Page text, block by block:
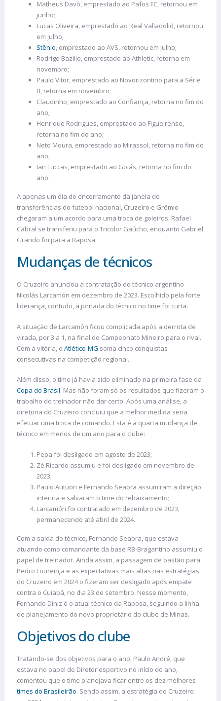
Matheus Davó, emprestado ao Pafos FC, retornou em
junho;
Lucas Oliveira, emprestado ao Real Valladolid, retornou
em julho;
Stênio, emprestado ao AVS, retornou em julho;
Rodrigo Bazilio, emprestado ao Athletic, retorna em
novembro;
Paulo Vitor, emprestado ao Novorizontino para a Série
B, retorna em novembro;
Claudinho, emprestado ao Confiança, retorna no fim do
ano;
Henrique Rodrigues, emprestado ao Figueirense,
retorna no fim do ano;
Neto Moura, emprestado ao Mirassol, retorna no fim do
ano;
Ian Luccas, emprestado ao Goiás, retorna no fim do
ano.
A apenas um dia do encerramento da janela de
transferências do futebol nacional, Cruzeiro e Grêmio
chegaram a um acordo para uma troca de goleiros. Rafael
Cabral se transferiu para o Tricolor Gaúcho, enquanto Gabriel
Grando foi para a Raposa.
Mudanças de técnicos
O Cruzeiro anunciou a contratação do técnico argentino
Nicolás Larcamón em dezembro de 2023. Escolhido pela forte
liderança, contudo, a jornada do técnico no time foi curta.
A situação de Larcamón ficou complicada após a derrota de
virada, por 3 a 1, na final do Campeonato Mineiro para o rival.
Com a vitória, o Atlético-MG soma cinco conquistas
consecutivas na competição regional.
Além disso, o time já havia sido eliminado na primeira fase da
Copa do Brasil. Mas não foram só os resultados que fizeram o
trabalho do treinador não dar certo. Após uma análise, a
diretoria do Cruzeiro concluiu que a melhor medida seria
efetuar uma troca de comando. Esta é a quarta mudança de
técnico em menos de um ano para o clube:
Pepa foi desligado em agosto de 2023;
Zé Ricardo assumiu e foi desligado em novembro de
2023;
Paulo Autuori e Fernando Seabra assumiram a direção
interina e salvaram o time do rebaixamento;
Larcamón foi contratado em dezembro de 2023,
permanecendo até abril de 2024.
Com a saída do técnico, Fernando Seabra, que estava
atuando como comandante da base RB-Bragantino assumiu o
papel de treinador. Ainda assim, a passagem de bastão para
Pedro Lourença e as expectativas mais altas nas estratégias
do Cruzeiro em 2024 o fizeram ser desligado após empate
contra o Cuiabá, no dia 23 de setembro. Nesse momento,
Fernando Diniz é o atual técnico da Raposa, seguindo a linha
de planejamento do novo proprietário do clube de Minas.
Objetivos do clube
Tratando-se dos objetivos para o ano, Paulo André, que
estava no papel de Diretor esportivo no início do ano,
comentou que o time planejava ficar entre os dez melhores
times do Brasileirão. Sendo assim, a estratégia do Cruzeiro